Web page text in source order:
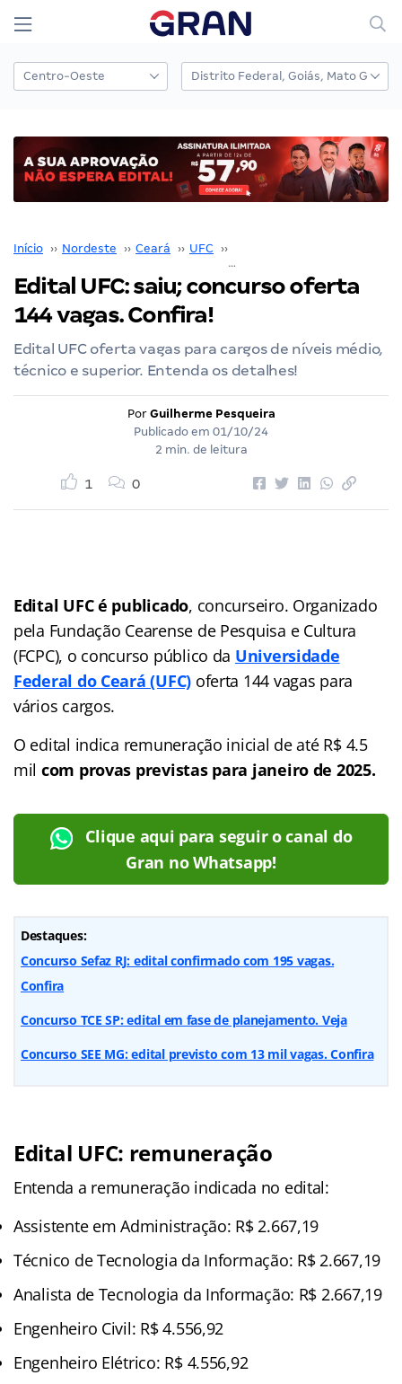
Início ›› Nordeste ›› Ceará ›› UFC ››
Edital UFC: saiu; concurso oferta
144 vagas. Confira!
Edital UFC oferta vagas para cargos de níveis médio,
técnico e superior. Entenda os detalhes!
Por Guilherme Pesqueira
Publicado em 01/10/24
2 min. de leitura
1 0
Edital UFC é publicado, concurseiro. Organizado
pela Fundação Cearense de Pesquisa e Cultura
(FCPC), o concurso público da Universidade
Federal do Ceará (UFC) oferta 144 vagas para
vários cargos.
O edital indica remuneração inicial de até R$ 4.5
mil com provas previstas para janeiro de 2025.
Clique aqui para seguir o canal do
Gran no Whatsapp!
Destaques:
Concurso Sefaz RJ: edital confirmado com 195 vagas.
Confira
Concurso TCE SP: edital em fase de planejamento. Veja
Concurso SEE MG: edital previsto com 13 mil vagas. Confira
Edital UFC: remuneração
Entenda a remuneração indicada no edital:
Assistente em Administração: R$ 2.667,19
Técnico de Tecnologia da Informação: R$ 2.667,19
Analista de Tecnologia da Informação: R$ 2.667,19
Engenheiro Civil: R$ 4.556,92
Engenheiro Elétrico: R$ 4.556,92